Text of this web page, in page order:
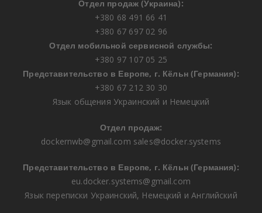
Отдел продаж (Украина):
+380 68 491 66 41
+380 67 697 02 96
Отдел мобильной сервисной службы:
+380 97 107 05 25
Представительство в Европе, г. Кёльн (Германия):
+380 67 212 30 30
Язык общения Украинский и Немецкий
Отдел продаж:
dockernwb@gmail.com sales@docker.systems
Представительство в Европе, г. Кёльн (Германия):
eu.docker.systems@gmail.com
Язык переписки Украинский, Немецкий и Английский